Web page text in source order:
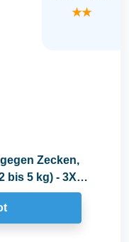
★★
Zecken,
bis 5 kg) - 3X